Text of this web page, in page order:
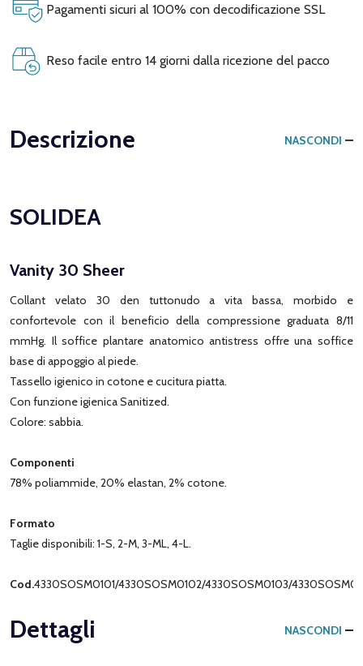
Pagamenti sicuri al 100% con decodificazione SSL
Reso facile entro 14 giorni dalla ricezione del pacco
Descrizione NASCONDI
SOLIDEA
Vanity 30 Sheer
Collant velato 30 den tuttonudo a vita bassa, morbido e
confortevole con il beneficio della compressione graduata 8/11
mmHg. Il soffice plantare anatomico antistress offre una soffice
base di appoggio al piede.
Tassello igienico in cotone e cucitura piatta.
Con funzione igienica Sanitized.
Colore: sabbia.
Componenti
78% poliammide, 20% elastan, 2% cotone.
Formato
Taglie disponibili: 1-S, 2-M, 3-ML, 4-L.
Cod.4330SOSM0101/4330SOSM0102/4330SOSM0103/
Dettagli NASCONDI